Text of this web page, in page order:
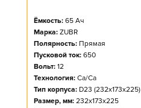
Ёмкость: 65 Ач
Марка: ZUBR
Полярность: Прямая
Пусковой ток: 650
Вольт: 12
Технология: Ca/Ca
Тип корпуса: D23
Размер, мм: 232x173x225